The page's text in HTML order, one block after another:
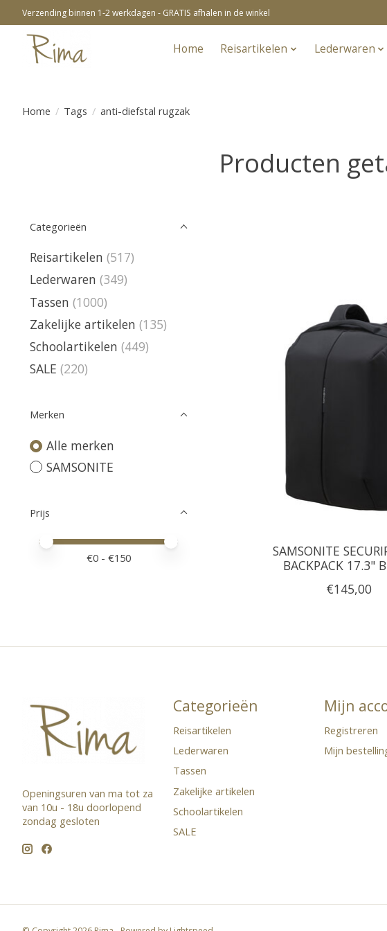
Verzending binnen 1-2 werkdagen - GRATIS afhalen in de winkel
Home Reisartikelen Lederwaren
Home / Tags / anti-diefstal rugzak
Producten
Categorieën
Reisartikelen (517)
Lederwaren (349)
Tassen (1000)
Zakelijke artikelen (135)
Schoolartikelen (449)
SALE (220)
Merken
Alle merken
SAMSONITE
Prijs
Minimale prijswaarde
Price maximum value
€0 - €150
SAMSONITE
BACKPACK 17.3"
€145,00
Openingsuren van ma tot za
van 10u - 18u doorlopend ​
zondag gesloten
Categorieën
Reisartikelen
Lederwaren
Tassen
Zakelijke artikelen
Schoolartikelen
SALE
Mijn
Registreren
Mijn